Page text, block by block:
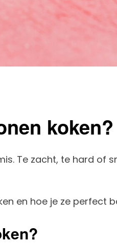
Te zacht, te hard of
en hoe je ze perfect